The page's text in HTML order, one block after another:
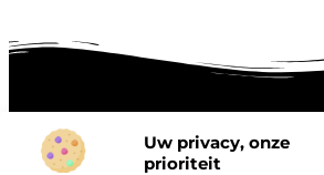
Uw privacy, onze
prioriteit
Onze informatie